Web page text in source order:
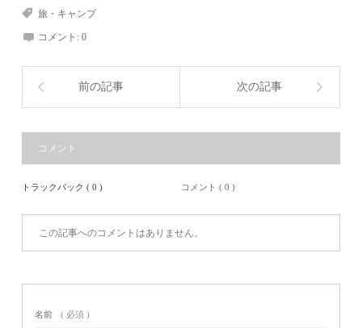
旅・キャンプ
コメント:0
前の記事 次の記事
コメント
トラックバック ( 0 ) コメント ( 0 )
この記事へのコメントはありません。
名前 ( 必須 )